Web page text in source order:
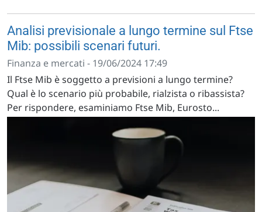
Analisi previsionale a lungo termine sul Ftse
Mib: possibili scenari futuri.
Finanza e mercati - 19/06/2024 17:49
Il Ftse Mib è soggetto a previsioni a lungo termine?
Qual è lo scenario più probabile, rialzista o ribassista?
Per rispondere, esaminiamo Ftse Mib, Eurosto...